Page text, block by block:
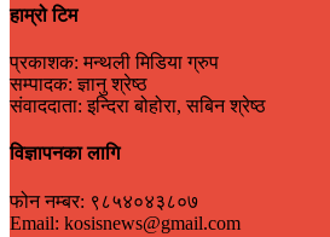
हाम्रो टिम
प्रकाशक: मन्थली मिडिया ग्रुप
सम्पादक: ज्ञानु श्रेष्ठ
संवाददाता: इन्दिरा बोहोरा, सबिन श्रेष्ठ
विज्ञापनका लागि
फोन नम्बर: ९८५४०४३८०७
Email: kosisnews@gmail.com